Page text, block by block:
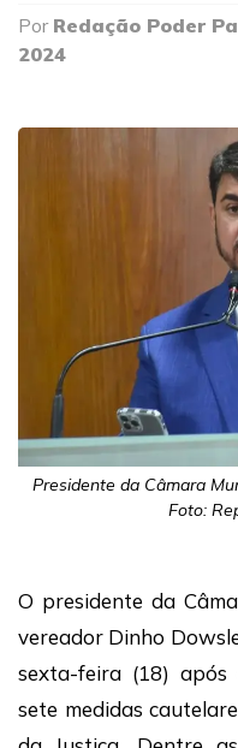
Por Redação Poder
2024
Presidente da Câmara
Foto:
O presidente da
vereador Dinho
sexta-feira (18) após
sete medidas